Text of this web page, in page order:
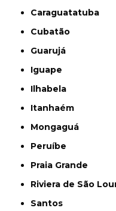
Caraguatatuba
Cubatão
Guarujá
Iguape
Ilhabela
Itanhaém
Mongaguá
Peruíbe
Praia Grande
Riviera de São
Santos